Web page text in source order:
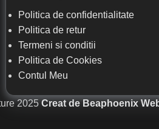
Politica de confidentialitate
Politica de retur
Termeni si conditii
Politica de Cookies
Contul Meu
2025Creat de Beaphoenix